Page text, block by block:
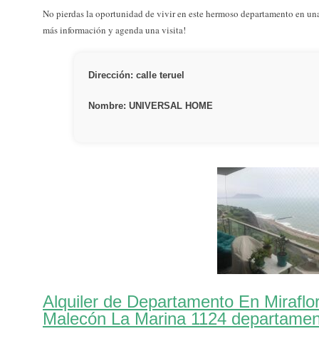
No pierdas la oportunidad de vivir en este hermoso departamento en
más información y agenda una visita!
Dirección: calle teruel
Nombre: UNIVERSAL HOME
Alquiler de Departamento En
Malecón La Marina 1124